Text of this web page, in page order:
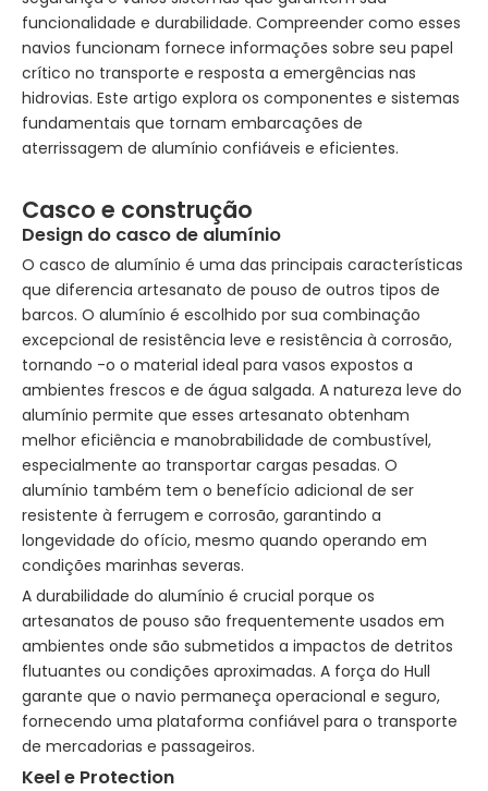
funcionalidade e durabilidade. Compreender como esses
navios funcionam fornece informações sobre seu papel
crítico no transporte e resposta a emergências nas
hidrovias. Este artigo explora os componentes e sistemas
fundamentais que tornam embarcações de
aterrissagem de alumínio confiáveis ​​e eficientes.
Casco e construção
Design do casco de alumínio
O casco de alumínio é uma das principais características
que diferencia artesanato de pouso de outros tipos de
barcos. O alumínio é escolhido por sua combinação
excepcional de resistência leve e resistência à corrosão,
tornando -o o material ideal para vasos expostos a
ambientes frescos e de água salgada. A natureza leve do
alumínio permite que esses artesanato obtenham
melhor eficiência e manobrabilidade de combustível,
especialmente ao transportar cargas pesadas. O
alumínio também tem o benefício adicional de ser
resistente à ferrugem e corrosão, garantindo a
longevidade do ofício, mesmo quando operando em
condições marinhas severas.
A durabilidade do alumínio é crucial porque os
artesanatos de pouso são frequentemente usados ​​em
ambientes onde são submetidos a impactos de detritos
flutuantes ou condições aproximadas. A força do Hull
garante que o navio permaneça operacional e seguro,
fornecendo uma plataforma confiável para o transporte
de mercadorias e passageiros.
Keel e Protection